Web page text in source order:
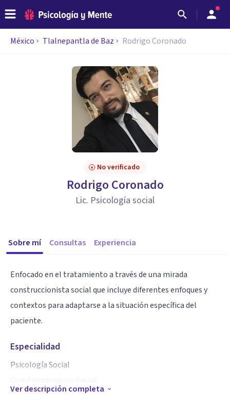
México Tlalnepantla de Baz Rodrigo Coronado
No verificado
Rodrigo Coronado
Lic. Psicología social
Sobre mí Consultas Experiencia
Enfocado en el tratamiento a través de una mirada
construccionista social que incluye diferentes enfoques y
contextos para adaptarse a la situación específica del
paciente.
Especialidad
Psicología Social
Psicología sistémica
Ver descripción completa